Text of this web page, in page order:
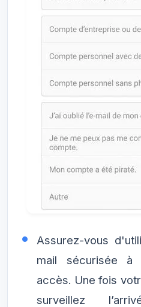
Assurez-vous
mail sécurisée à
accès. Une fois
surveillez